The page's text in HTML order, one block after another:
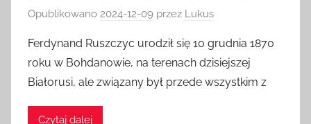
Opublikowano 2024-12-09 przez Lukus
Ferdynand Ruszczyc urodził się 10 grudnia 1870
roku w Bohdanowie, na terenach dzisiejszej
Białorusi, ale związany był przede wszystkim z
Czytaj dalej